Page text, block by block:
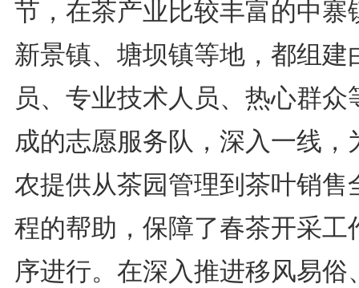
节，在茶产业比较丰富的中寨
新景镇、塘坝镇等地，都组建
员、专业技术人员、热心群众
成的志愿服务队，深入一线，
农提供从茶园管理到茶叶销售
程的帮助，保障了春茶开采工
序进行。在深入推进移风易俗